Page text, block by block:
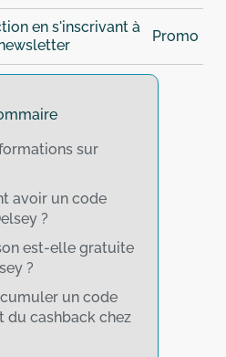
en s'inscrivant à
Promo
sur
avoir un code
?
est-elle gratuite
?
un code
du cashback chez